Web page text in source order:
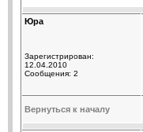
Юрa
Зарегистрирован:
12.04.2010
Сообщения: 2
Вернуться к началу